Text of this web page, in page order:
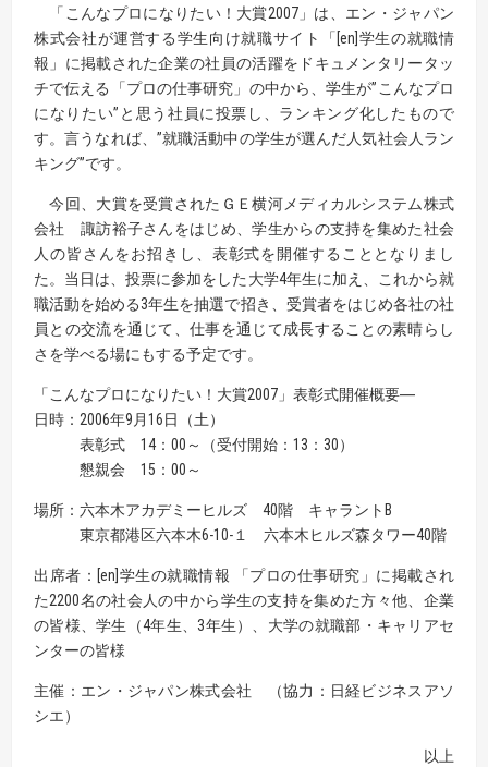
「こんなプロになりたい！大賞2007」は、エン・ジャパン
株式会社が運営する学生向け就職サイト「[en]学生の就職情
報」に掲載された企業の社員の活躍をドキュメンタリータッ
チで伝える「プロの仕事研究」の中から、学生が”こんなプロ
になりたい”と思う社員に投票し、ランキング化したもので
す。言うなれば、”就職活動中の学生が選んだ人気社会人ラン
キング”です。
今回、大賞を受賞されたＧＥ横河メディカルシステム株式
会社 諏訪裕子さんをはじめ、学生からの支持を集めた社会
人の皆さんをお招きし、表彰式を開催することとなりまし
た。当日は、投票に参加をした大学4年生に加え、これから就
職活動を始める3年生を抽選で招き、受賞者をはじめ各社の社
員との交流を通じて、仕事を通じて成長することの素晴らし
さを学べる場にもする予定です。
「こんなプロになりたい！大賞2007」表彰式開催概要―
日時：2006年9月16日（土）
表彰式 14：00～（受付開始：13：30）
懇親会 15：00～
場所：六本木アカデミーヒルズ 40階 キャラントB
東京都港区六本木6-10-１ 六本木ヒルズ森タワー40階
出席者：[en]学生の就職情報 「プロの仕事研究」に掲載され
た2200名の社会人の中から学生の支持を集めた方々他、企業
の皆様、学生（4年生、3年生）、大学の就職部・キャリアセ
ンターの皆様
主催：エン・ジャパン株式会社 （協力：日経ビジネスアソ
シエ）
以上